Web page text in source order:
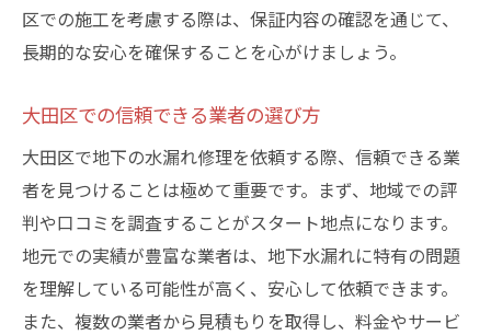
区での施工を考慮する際は、保証内容の確認を通じて、
長期的な安心を確保することを心がけましょう。
大田区での信頼できる業者の選び方
大田区で地下の水漏れ修理を依頼する際、信頼できる業
者を見つけることは極めて重要です。まず、地域での評
判や口コミを調査することがスタート地点になります。
地元での実績が豊富な業者は、地下水漏れに特有の問題
を理解している可能性が高く、安心して依頼できます。
また、複数の業者から見積もりを取得し、料金やサービ